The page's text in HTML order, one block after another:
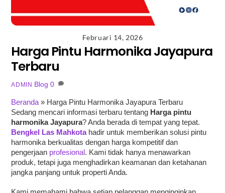
Februari 14, 2026
Harga Pintu Harmonika Jayapura
Terbaru
ADMIN Blog 0
Beranda » Harga Pintu Harmonika Jayapura Terbaru
Sedang mencari informasi terbaru tentang Harga pintu
harmonika Jayapura? Anda berada di tempat yang tepat.
Bengkel Las Mahkotahadir untuk memberikan solusi pintu
harmonika berkualitas dengan harga kompetitif dan
pengerjaan profesional. Kami tidak hanya menawarkan
produk, tetapi juga menghadirkan keamanan dan ketahanan
jangka panjang untuk properti Anda.